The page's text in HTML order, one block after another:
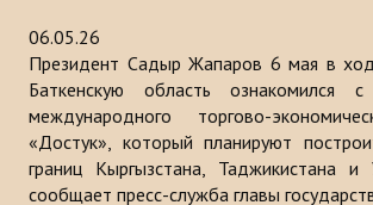
Азербайджан
Туркменистан
ПУБЛИКАЦИИ
06.05.26
Президент Садыр Жапаров 6 мая в
Баткенскую область ознакомился с
международного торгово-
«Достук», который планируют
границ Кыргызстана, Таджикистана и
сообщает пресс-служба главы